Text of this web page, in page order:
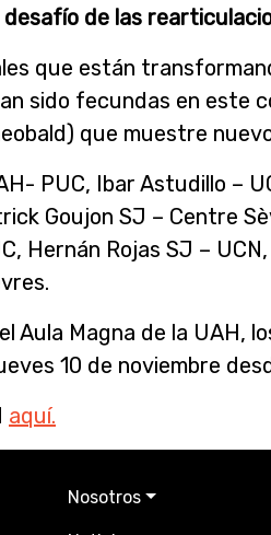
desafío de las
que están
sido fecundas en este
que muestre
PUC, Ibar Astudillo –
Goujon SJ – Centre
Hernán Rojas SJ –
Aula Magna de la UAH,
10 de noviembre
aquí.
Nosotros